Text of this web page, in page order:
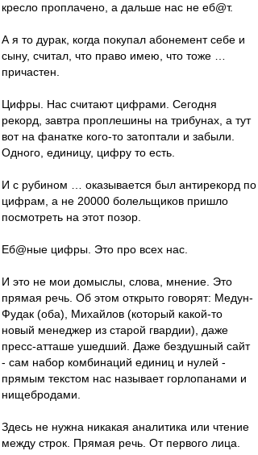
кресло проплачено, а дальше нас не еб@т.
А я то дурак, когда покупал абонемент себе и
сыну, считал, что право имею, что тоже …
причастен.
Цифры. Нас считают цифрами. Сегодня
рекорд, завтра проплешины на трибунах, а тут
вот на фанатке кого-то затоптали и забыли.
Одного, единицу, цифру то есть.
И с рубином … оказывается был антирекорд по
цифрам, а не 20000 болельщиков пришло
посмотреть на этот позор.
Еб@ные цифры. Это про всех нас.
И это не мои домыслы, слова, мнение. Это
прямая речь. Об этом открыто говорят: Медун-
Фудак (оба), Михайлов (который какой-то
новый менеджер из старой гвардии), даже
пресс-атташе ушедший. Даже бездушный сайт
- сам набор комбинаций единиц и нулей -
прямым текстом нас называет горлопанами и
нищебродами.
Здесь не нужна никакая аналитика или чтение
между строк. Прямая речь. От первого лица.